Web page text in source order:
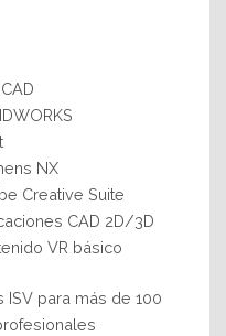
NX
Creative Suite
CAD 2D/3D
VR básico
ISV para más de 100